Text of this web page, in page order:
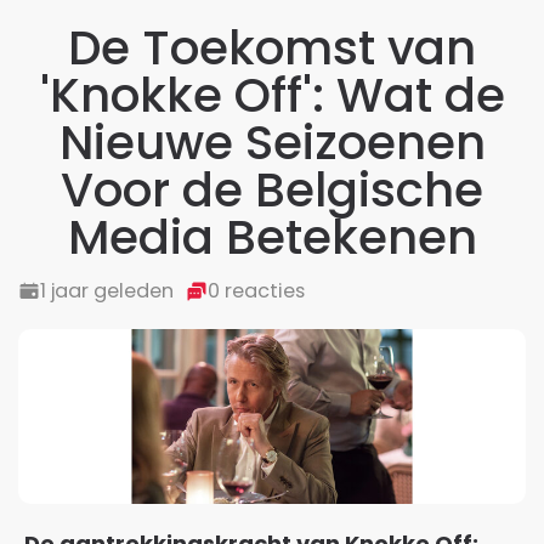
De Toekomst van
'Knokke Off': Wat de
Nieuwe Seizoenen
Voor de Belgische
Media Betekenen
1 jaar geleden 0 reacties